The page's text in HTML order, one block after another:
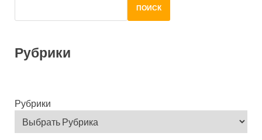
ПОИСК
Рубрики
Рубрики